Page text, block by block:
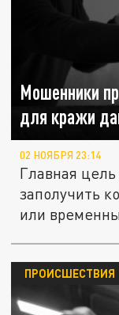
Мошенники
для кражи
02 НОЯБРЯ 23:14
Главная
заполучить
или
ПРОИСШЕСТВИЯ